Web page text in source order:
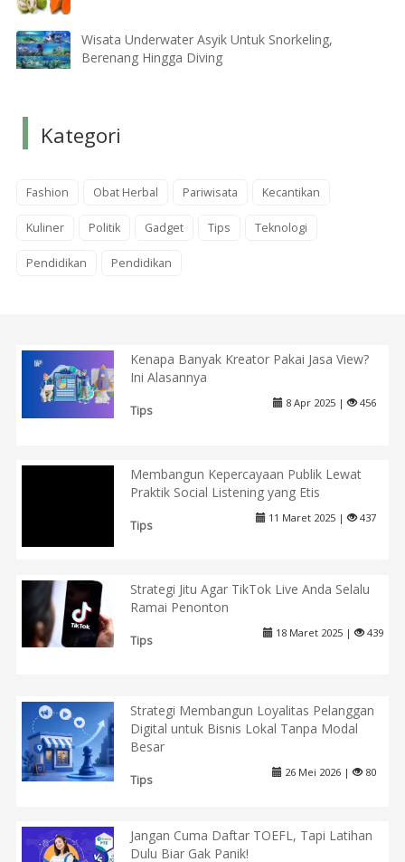
Wisata Underwater Asyik Untuk Snorkeling,
Berenang Hingga Diving
Kategori
Fashion Obat Herbal Pariwisata Kecantikan
Kuliner Politik Gadget Tips Teknologi
Pendidikan Pendidikan
Kenapa Banyak Kreator Pakai Jasa View?
Ini Alasannya
Tips
8 Apr 2025 | 456
Membangun Kepercayaan Publik Lewat
Praktik Social Listening yang Etis
Tips
11 Maret 2025 | 437
Strategi Jitu Agar TikTok Live Anda Selalu
Ramai Penonton
Tips
18 Maret 2025 | 439
Strategi Membangun Loyalitas Pelanggan
Digital untuk Bisnis Lokal Tanpa Modal
Besar
Tips
26 Mei 2026 | 80
Jangan Cuma Daftar TOEFL, Tapi Latihan
Dulu Biar Gak Panik!